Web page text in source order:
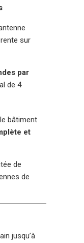
sur
par
de 4
bâtiment
et
de
de
jusqu’à